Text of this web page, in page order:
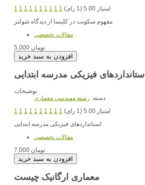
1 1 1 1 1 1 1 1 1 1
امتیاز 5.00 (1 رای)
مفهوم سکونت در کلیسا از دیدگاه شولتز
مقالات تخصصي
5,000 تومان
استانداردهای فیزیکی مدرسه ابتدایی
توضیحات
دسته: رشته مهندسي معماري
1 1 1 1 1 1 1 1 1 1
امتیاز 5.00 (1 رای)
مقالات تخصصي
7,000 تومان
معماری ارگانیک چیست